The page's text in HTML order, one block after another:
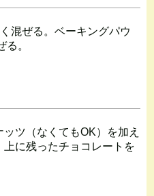
混ぜる。ベーキングパウ
。
ツ（なくてもOK）を加え
に残ったチョコレートを